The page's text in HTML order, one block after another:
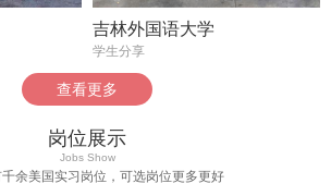
吉林外国语大学
学生分享
查看更多
岗位展示
Jobs Show
余美国实习岗位，可选岗位更多更好